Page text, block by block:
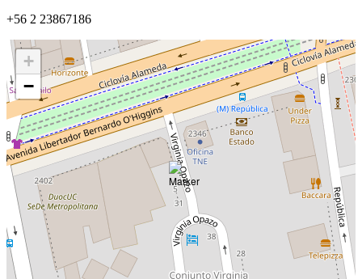
+56 2 23867186
+
−